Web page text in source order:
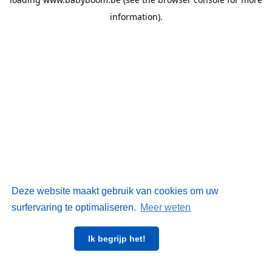
Deze website maakt gebruik van cookies om uw
surfervaring te optimaliseren. Meer weten
Ik begrijp het!
information).